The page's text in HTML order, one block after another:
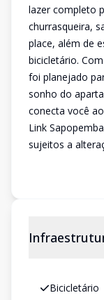
lazer completo
churrasqueira,
place, além de
bicicletário.
foi planejado
sonho do
conecta você
Link
sujeitos a
Bicicletário